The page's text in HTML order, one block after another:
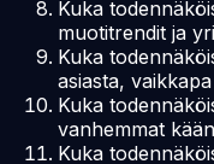
Kuka
muotitrendit ja
Kuka
asiasta,
Kuka
vanhemmat
Kuka